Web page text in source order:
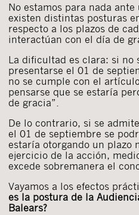
No estamos para nada
existen distintas posturas
respecto a los plazos de
interactúan con el día de
La dificultad es clara: si no
presentarse el 01 de
no se cumple con el
pensarse que se estaría
de gracia”.
De lo contrario, si se
el 01 de septiembre se
estaría otorgando un plazo
ejercicio de la acción,
excede sobremanera el
Vayamos a los efectos
es la postura de la
Balears?